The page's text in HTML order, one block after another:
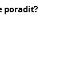
poradiť?